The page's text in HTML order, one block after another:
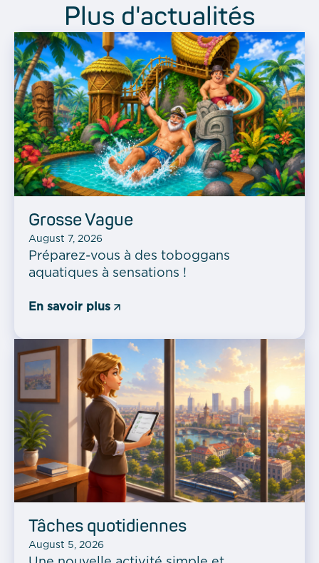
Plus d'actualités
Grosse Vague
August 7, 2026
Préparez-vous à des toboggans
aquatiques à sensations !
En savoir plus
Tâches quotidiennes
August 5, 2026